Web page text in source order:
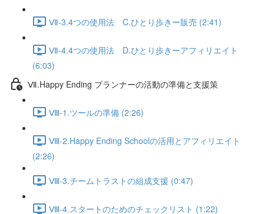
Ⅶ-3.4つの使用法 C.ひとり歩きー販売 (2:41)
Ⅶ-4.4つの使用法 D.ひとり歩きーアフィリエイト
(6:03)
Ⅶ.Happy Ending プランナーの活動の準備と支援策
Ⅷ-1.ツールの準備 (2:26)
Ⅷ-2.Happy Ending Schoolの活用とアフィリエイト
(2:26)
Ⅷ-3.チームトラストの組成支援 (0:47)
Ⅷ-4.スタートのためのチェックリスト (1:22)